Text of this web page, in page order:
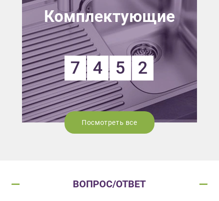
Комплектующие
7 4 5 2
Посмотреть все
ВОПРОС/ОТВЕТ